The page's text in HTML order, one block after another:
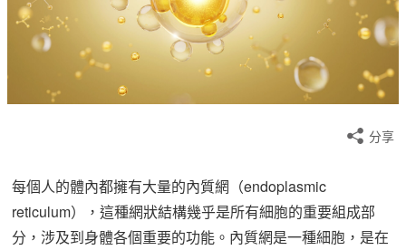
分享
每個人的體內都擁有大量的內質網（endoplasmic
reticulum），這種網狀結構幾乎是所有細胞的重要組成部
分，涉及到身體各個重要的功能。內質網是一種細胞，是在